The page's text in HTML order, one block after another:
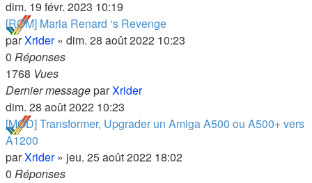
dim. 19 févr. 2023 10:19
[ROM] Maria Renard ‘s Revenge
parXrider» dim. 28 août 2022 10:23
0 Réponses
1768 Vues
Dernier messageparXrider
dim. 28 août 2022 10:23
[MOD] Transformer, Upgrader un Amiga A500 ou A500+ vers
A1200
parXrider» jeu. 25 août 2022 18:02
0 Réponses